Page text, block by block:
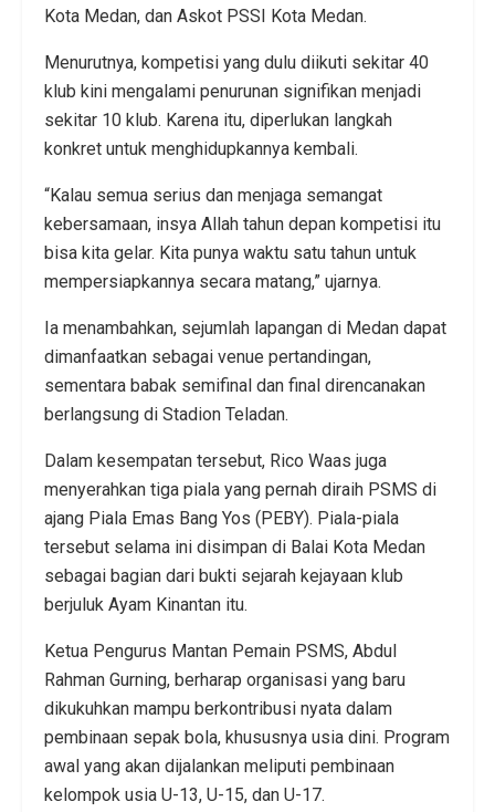
Kota Medan, dan Askot PSSI Kota Medan.
Menurutnya, kompetisi yang dulu diikuti sekitar 40
klub kini mengalami penurunan signifikan menjadi
sekitar 10 klub. Karena itu, diperlukan langkah
konkret untuk menghidupkannya kembali.
“Kalau semua serius dan menjaga semangat
kebersamaan, insya Allah tahun depan kompetisi itu
bisa kita gelar. Kita punya waktu satu tahun untuk
mempersiapkannya secara matang,” ujarnya.
Ia menambahkan, sejumlah lapangan di Medan dapat
dimanfaatkan sebagai venue pertandingan,
sementara babak semifinal dan final direncanakan
berlangsung di Stadion Teladan.
Dalam kesempatan tersebut, Rico Waas juga
menyerahkan tiga piala yang pernah diraih PSMS di
ajang Piala Emas Bang Yos (PEBY). Piala-piala
tersebut selama ini disimpan di Balai Kota Medan
sebagai bagian dari bukti sejarah kejayaan klub
berjuluk Ayam Kinantan itu.
Ketua Pengurus Mantan Pemain PSMS, Abdul
Rahman Gurning, berharap organisasi yang baru
dikukuhkan mampu berkontribusi nyata dalam
pembinaan sepak bola, khususnya usia dini. Program
awal yang akan dijalankan meliputi pembinaan
kelompok usia U-13, U-15, dan U-17.